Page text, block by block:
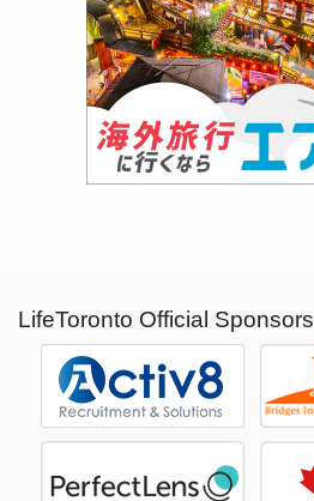
LifeToronto Official Sponsors